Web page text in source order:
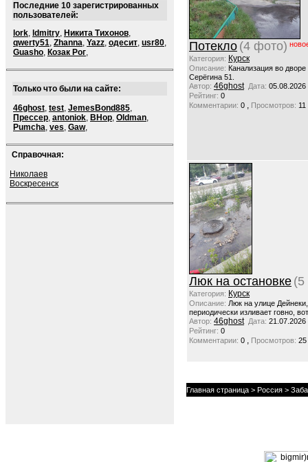
Последние 10 зарегистрированных
пользователей:
lork, ldmitry, Никита Тихонов,
qwerty51, Zhanna, Yazz, одесит, usr80,
Guasho, Козак Рог,
Только что были на сайте:
46ghost, test, JemesBond885,
Прессер, antoniok, BHop, Oldman,
Pumcha, ves, Gaw,
Справочная:
Николаев
Воскресенск
Потекло (4 фото)
Категория: Курск
Описание: Канализация во
Серёгина 51.
Автор: 46ghost Дата: 05.08.2026
Рейтинг: 0
Комментарии: 0 , Просмотров: 11
Люк на остановке (5
Категория: Курск
Описание: Люк на улице
периодически изливает говно,
Автор: 46ghost Дата: 21.07.2026
Рейтинг: 0
Комментарии: 0 , Просмотров: 25
Главная страница > Россия >